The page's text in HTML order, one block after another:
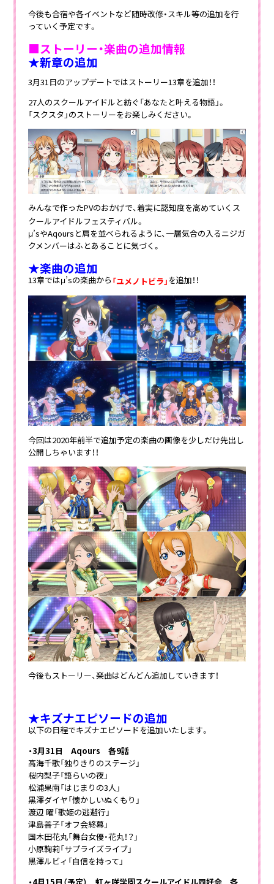
今後も合宿や各イベントなど随時改修・スキル等の追加を行
っていく予定です。
■ストーリー・楽曲の追加情報
★新章の追加
3月31日のアップデートではストーリー13章を追加！！
27人のスクールアイドルと紡ぐ「あなたと叶える物語」。
「スクスタ」のストーリーをお楽しみください。
みんなで作ったPVのおかげで、着実に認知度を高めていくス
クールアイドルフェスティバル。
μ’sやAqoursと肩を並べられるように、一層気合の入るニジガ
クメンバーはふとあることに気づく。
★楽曲の追加
13章ではμ’sの楽曲から 「ユメノトビラ」を追加！！
今回は2020年前半で追加予定の楽曲の画像を少しだけ先出し
公開しちゃいます！！
今後もストーリー、楽曲はどんどん追加していきます！
★キズナエピソードの追加
以下の日程でキズナエピソードを追加いたします。
・3月31日 Aqours 各9話
高海千歌「独りきりのステージ」
桜内梨子「語らいの夜」
松浦果南「はじまりの3人」
黒澤ダイヤ「懐かしいぬくもり」
渡辺 曜「歌姫の逃避行」
津島善子「オフ会終幕」
国木田花丸「舞台女優・花丸！？」
小原鞠莉「サプライズライブ」
黒澤ルビィ「自信を持って」